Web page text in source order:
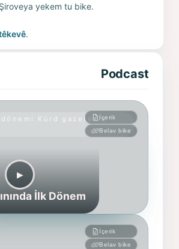
yekem tu bike.
.
Podcast
dönemi Kürd gazete veİçerik
Belav bike
▶︎
İlk Dönem
İçerik
Belav bike